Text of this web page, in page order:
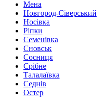
Мена
Новгород-Сіверський
Носівка
Ріпки
Семенівка
Сновськ
Сосниця
Срібне
Талалаївка
Седнів
Остер